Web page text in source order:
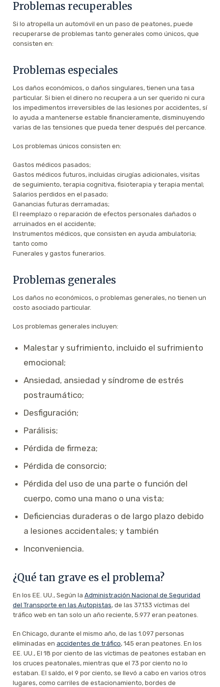
Problemas recuperables
Si lo atropella un automóvil en un paso de peatones, puede
recuperarse de problemas tanto generales como únicos, que
consisten en:
Problemas especiales
Los daños económicos, o daños singulares, tienen una tasa
particular. Si bien el dinero no recupera a un ser querido ni cura
los impedimentos irreversibles de las lesiones por accidentes, sí
lo ayuda a mantenerse estable financieramente, disminuyendo
varias de las tensiones que pueda tener después del percance.
Los problemas únicos consisten en:
Gastos médicos pasados;
Gastos médicos futuros, incluidas cirugías adicionales, visitas
de seguimiento, terapia cognitiva, fisioterapia y terapia mental;
Salarios perdidos en el pasado;
Ganancias futuras derramadas;
El reemplazo o reparación de efectos personales dañados o
arruinados en el accidente;
Instrumentos médicos, que consisten en ayuda ambulatoria;
tanto como
Funerales y gastos funerarios.
Problemas generales
Los daños no económicos, o problemas generales, no tienen un
costo asociado particular.
Los problemas generales incluyen:
Malestar y sufrimiento, incluido el sufrimiento
emocional;
Ansiedad, ansiedad y síndrome de estrés
postraumático;
Desfiguración;
Parálisis;
Pérdida de firmeza;
Pérdida de consorcio;
Pérdida del uso de una parte o función del
cuerpo, como una mano o una vista;
Deficiencias duraderas o de largo plazo debido
a lesiones accidentales; y también
Inconveniencia.
¿Qué tan grave es el problema?
En los EE. UU., Según la Administración Nacional de Seguridad
del Transporte en las Autopistas, de las 37.133 víctimas del
tráfico web en tan solo un año reciente, 5.977 eran peatones.
En Chicago, durante el mismo año, de las 1.097 personas
eliminadas en accidentes de tráfico, 145 eran peatones. En los
EE. UU., El 18 por ciento de las víctimas de peatones estaban en
los cruces peatonales, mientras que el 73 por ciento no lo
estaban. El saldo, el 9 por ciento, se llevó a cabo en varios otros
lugares, como carriles de estacionamiento, bordes de